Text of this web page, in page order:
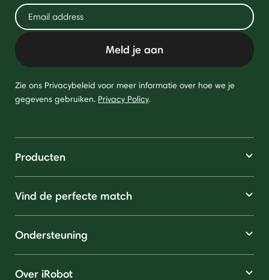
Meld je aan
Zie ons Privacybeleid voor meer informatie over hoe we je
gegevens gebruiken. Privacy Policy.
Producten
Vind de perfecte match
Ondersteuning
Over iRobot